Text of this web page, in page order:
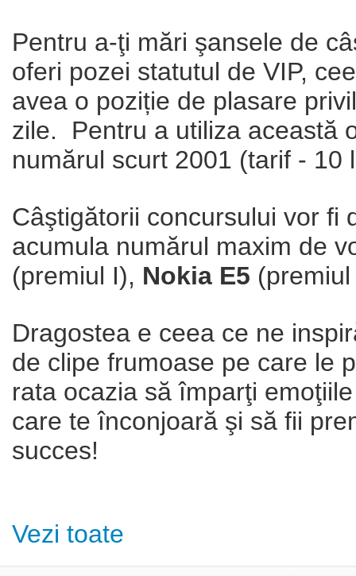
Pentru a-ţi mări şansele de
oferi pozei statutul de VIP,
avea o poziție de plasare
zile. Pentru a utiliza această
numărul scurt 2001 (tarif - 10
Câştigătorii concursului vor fi
acumula numărul maxim de
(premiul I), Nokia E5
Dragostea e ceea ce ne
de clipe frumoase pe care le
rata ocazia să împarţi
care te înconjoară şi să fii
succes!
Vezi toate